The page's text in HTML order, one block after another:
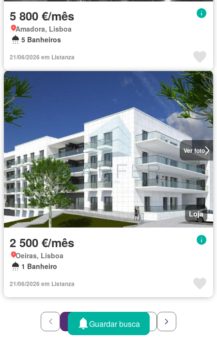
5 800 €/mês
Amadora, Lisboa
5 Banheiros
21/06/2026 em Listanza
Ver foto
Loja
2 500 €/mês
Oeiras, Lisboa
1 Banheiro
21/06/2026 em Listanza
2 3 4
Guardar busca